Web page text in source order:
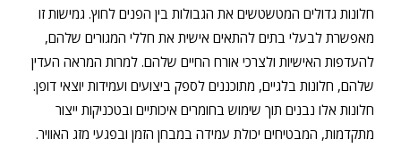
חלונות גדולים המטשטשים את הגבולות בין הפנים לחוץ. גמישות זו
מאפשרת לבעלי בתים להתאים אישית את חללי המגורים שלהם,
להעדפות האישיות ולצרכי אורח החיים שלהם. למרות המראה העדין
שלהם, חלונות בלגיים, מתוכננים לספק ביצועים ועמידות יוצאי דופן.
חלונות אלו נבנים תוך שימוש בחומרים איכותיים ובטכניקות ייצור
מתקדמות, המבטיחים יכולת עמידה במבחן הזמן ובפגעי מזג האוויר.